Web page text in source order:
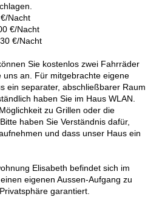
Nacht
€/Nacht
€/Nacht
Sie kostenlos zwei Fahrräder
uns an. Für mitgebrachte eigene
ein separater, abschließbarer Raum
haben Sie im Haus WLAN.
zu Grillen oder die
haben Sie Verständnis dafür,
und dass unser Haus ein
Elisabeth befindet sich im
eigenen Aussen-Aufgang zu
garantiert.